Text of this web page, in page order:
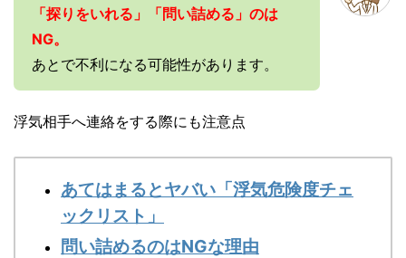
「探りをいれる」「問い詰める」のは
NG。
あとで不利になる可能性があります。
浮気相手へ連絡をする際にも注意点
あてはまるとヤバい「浮気危険度チェ
ックリスト」
問い詰めるのはNGな理由